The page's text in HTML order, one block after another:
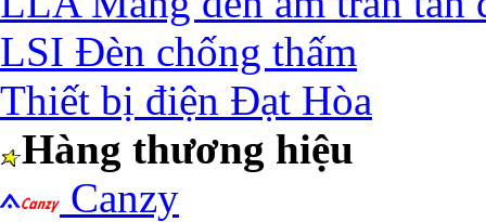
LSI Đèn chống thấm
Thiết bị điện Đạt Hòa
Hàng thương hiệu
Canzy